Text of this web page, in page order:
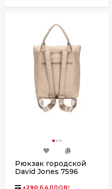
Рюкзак городской
David Jones 7596
+290 БАЛЛОВ!